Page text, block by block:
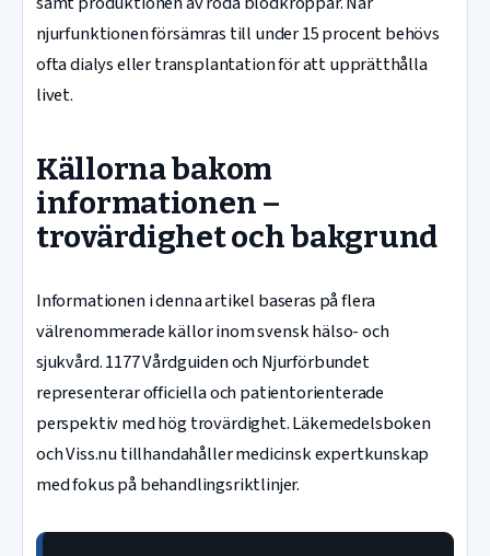
njurfunktionen försämras till under 15 procent behövs
ofta dialys eller transplantation för att upprätthålla
livet.
Källorna bakom
informationen –
trovärdighet och bakgrund
Informationen i denna artikel baseras på flera
välrenommerade källor inom svensk hälso- och
sjukvård. 1177 Vårdguiden och Njurförbundet
representerar officiella och patientorienterade
perspektiv med hög trovärdighet. Läkemedelsboken
och Viss.nu tillhandahåller medicinsk expertkunskap
med fokus på behandlingsriktlinjer.